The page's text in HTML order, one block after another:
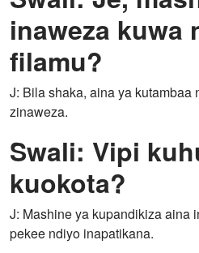
inaweza kuwa
filamu?
J: Bila shaka, aina ya kutambaa
zinaweza.
Swali: Vipi
kuokota?
J: Mashine ya kupandikiza aina
pekee ndiyo inapatikana.